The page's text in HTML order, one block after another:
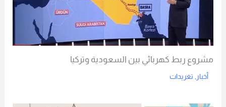
مشروع ربط كهربائي بين السعودية وتركيا
أخبار , تغريدات